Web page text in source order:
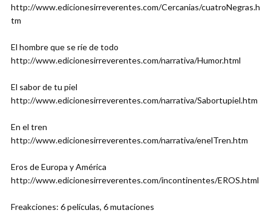
http://www.edicionesirreverentes.com/Cercanias/cuatroNegras.h
tm
El hombre que se ríe de todo
http://www.edicionesirreverentes.com/narrativa/Humor.html
El sabor de tu piel
http://www.edicionesirreverentes.com/narrativa/Sabortupiel.htm
En el tren
http://www.edicionesirreverentes.com/narrativa/enelTren.htm
Eros de Europa y América
http://www.edicionesirreverentes.com/incontinentes/EROS.html
Freakciones: 6 películas, 6 mutaciones